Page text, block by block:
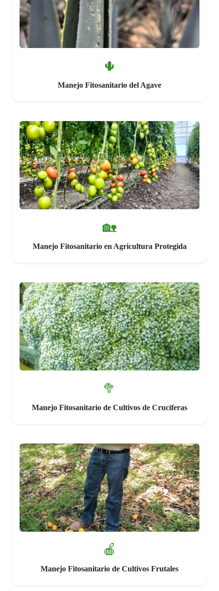
🌵
Manejo Fitosanitario del Agave
🏡
Manejo Fitosanitario en Agricultura Protegida
🥦
Manejo Fitosanitario de Cultivos de Crucíferas
🍎
Manejo Fitosanitario de Cultivos Frutales